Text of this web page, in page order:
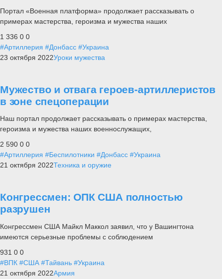
Портал «Военная платформа» продолжает рассказывать о
примерах мастерства, героизма и мужества наших
1 336 0 0
#Артиллерия #Донбасс #Украина
23 октября 2022Уроки мужества
Мужество и отвага героев-артиллеристов
в зоне спецоперации
Наш портал продолжает рассказывать о примерах мастерства,
героизма и мужества наших военнослужащих,
2 590 0 0
#Артиллерия #Беспилотники #Донбасс #Украина
21 октября 2022Техника и оружие
Конгрессмен: ОПК США полностью
разрушен
Конгрессмен США Майкл Маккол заявил, что у Вашингтона
имеются серьезные проблемы с соблюдением
931 0 0
#ВПК #США #Тайвань #Украина
21 октября 2022Армия